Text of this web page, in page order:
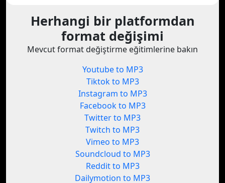
Herhangi bir platformdan
format değişimi
Mevcut format değiştirme eğitimlerine bakın
Youtube to MP3
Tiktok to MP3
Instagram to MP3
Facebook to MP3
Twitter to MP3
Twitch to MP3
Vimeo to MP3
Soundcloud to MP3
Reddit to MP3
Dailymotion to MP3